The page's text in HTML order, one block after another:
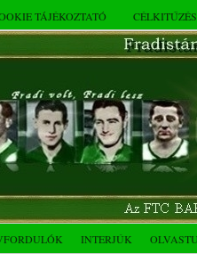
TÁJÉKOZTATÓ
INTERJÚK